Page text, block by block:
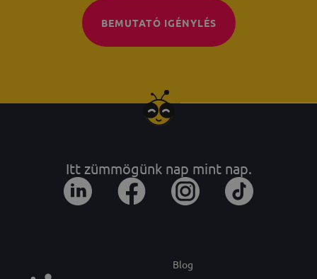
BEMUTATÓ IGÉNYLÉS
Itt zümmögünk nap mint nap.
Blog